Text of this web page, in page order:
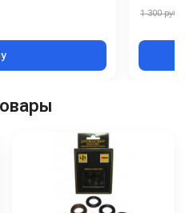
1 300 руб.